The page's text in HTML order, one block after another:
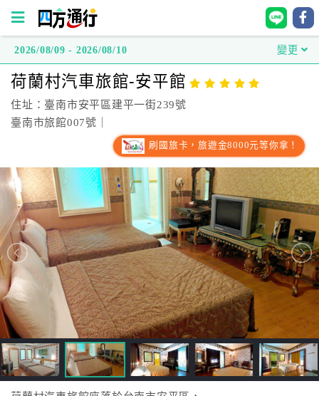
方
通
行
台
灣
訂
房
直
接
跟
飯
店
訂
2026/08/09 - 2026/08/10 變更
荷蘭村汽車旅館-安平館
住址：臺南市安平區建平一街239號
臺南市旅館007號｜
刷國旅卡，旅遊金8000元等你拿！